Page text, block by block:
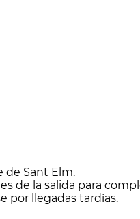
de Sant Elm.
de la salida para
por llegadas tardías.